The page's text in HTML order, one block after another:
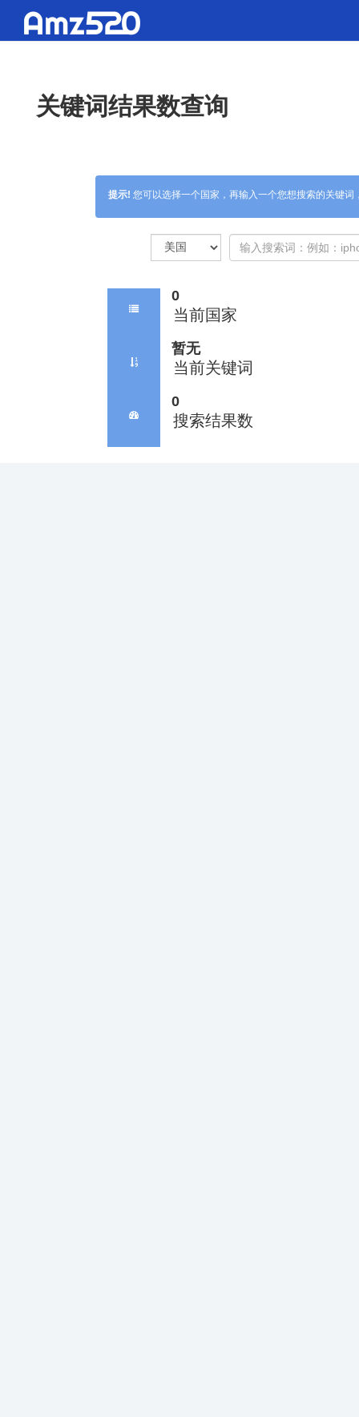
关键词结果数查询
提示! 您可以选择一个 国家 ，再输入一个您想搜索的关键词
0
当前国家
暂无
当前关键词
0
搜索结果数